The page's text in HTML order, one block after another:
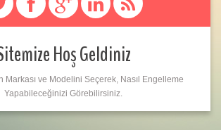
Hoş Geldiniz
Markası ve Modelini Seçerek, Nasıl Engelleme
Yapabileceğinizi Görebilirsiniz.